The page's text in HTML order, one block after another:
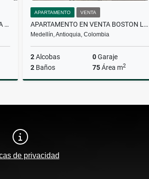
APARTAMENTO EN VENTA BELEN LA PALMA
APARTAMENTO VENTA
APARTAMENTO EN VENTA BOSTON LOS ANGELES MEDELLIN
Medellín, Antioquia, Colombia
2Alcobas 0Garaje
2 Baños 75Área m2
$365.000.000
de privacidad